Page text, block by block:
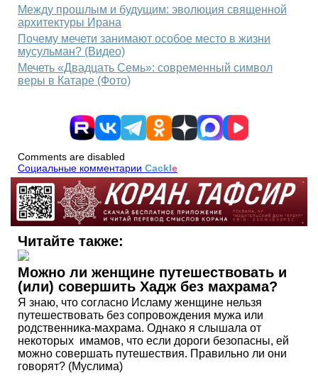
Между прошлым и будущим: эволюция священной
архитектуры Ирана
Почему мечети занимают особое место в жизни
мусульман? (Видео)
Мечеть «Двадцать Семь»: современный символ
веры в Катаре (Фото)
Comments are disabled
Социальные комментарии Cackle
Читайте также:
Можно ли женщине путешествовать и
(или) совершить Хадж без махрама?
Я знаю, что согласно Исламу женщине нельзя
путешествовать без сопровождения мужа или
родственника-махрама. Однако я слышала от
некоторых имамов, что если дороги безопасны, ей
можно совершать путешествия. Правильно ли они
говорят? (Муслима)